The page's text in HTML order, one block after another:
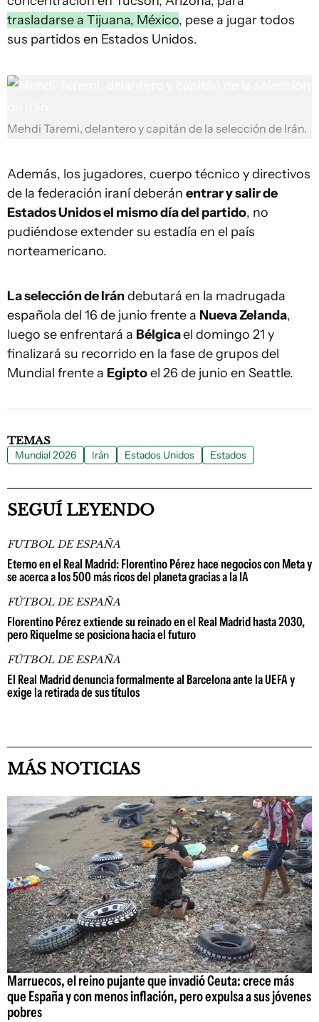
trasladarse a Tijuana, México, pese a jugar todos
sus partidos en Estados Unidos.
Mehdi Taremi, delantero y capitán de la selección de Irán.
Además, los jugadores, cuerpo técnico y directivos
de la federación iraní deberán entrar y salir de
Estados Unidos el mismo día del partido, no
pudiéndose extender su estadía en el país
norteamericano.
La selección de Irándebutará en la madrugada
española del 16 de junio frente a Nueva Zelanda,
luego se enfrentará a Bélgicael domingo 21 y
finalizará su recorrido en la fase de grupos del
Mundial frente a Egiptoel 26 de junio en Seattle.
TEMAS
Mundial 2026 Irán Estados Unidos Estados
SEGUÍ LEYENDO
FUTBOL DE ESPAÑA
Eterno en el Real Madrid: Florentino Pérez hace negocios con Meta y
se acerca a los 500 más ricos del planeta gracias a la IA
FÚTBOL DE ESPAÑA
Florentino Pérez extiende su reinado en el Real Madrid hasta 2030,
pero Riquelme se posiciona hacia el futuro
FÚTBOL DE ESPAÑA
El Real Madrid denuncia formalmente al Barcelona ante la UEFA y
exige la retirada de sus títulos
MÁS NOTICIAS
Marruecos, el reino pujante que invadió Ceuta: crece más
que España y con menos inflación, pero expulsa a sus jóvenes
pobres